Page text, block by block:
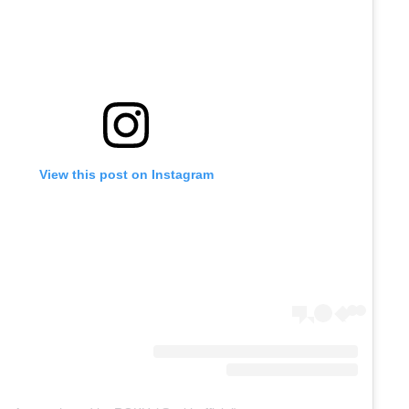
View this post on Instagram